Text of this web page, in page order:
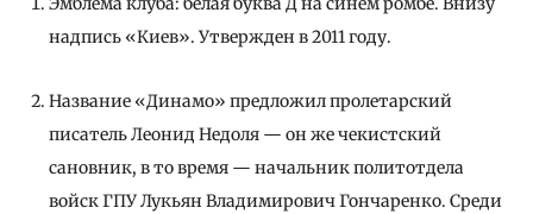
надпись «Киев». Утвержден в 2011 году.
Название «Динамо» предложил пролетарский
писатель Леонид Недоля — он же чекистский
сановник, в то время — начальник политотдела
войск ГПУ Лукьян Владимирович Гончаренко. Среди